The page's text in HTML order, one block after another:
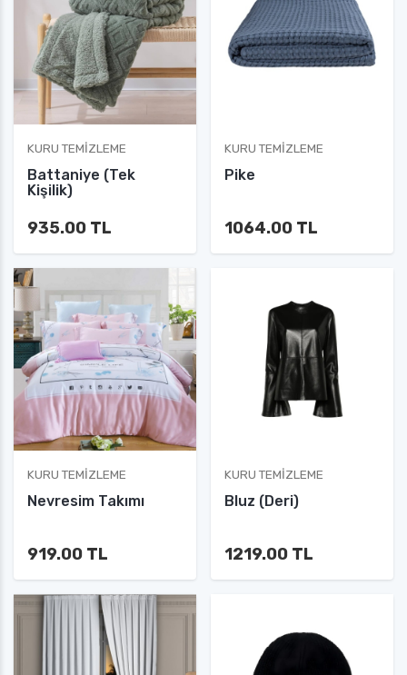
KURU TEMIZLEME
Battaniye (Tek
Kişilik)
935.00 TL
KURU TEMIZLEME
Pike
1064.00 TL
KURU TEMIZLEME
Nevresim Takımı
919.00 TL
KURU TEMIZLEME
Bluz (Deri)
1219.00 TL